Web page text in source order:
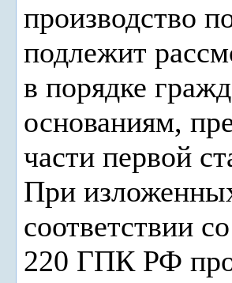
производство
подлежит
в порядке
основаниям,
части первой
При
соответствии
220 ГПК РФ